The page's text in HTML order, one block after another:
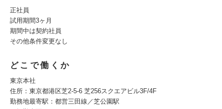
正社員
試用期間3ヶ月
期間中は契約社員
その他条件変更なし
どこで働くか
東京本社
住所：東京都港区芝2-5-6 芝256スクエアビル3F/4F
勤務地最寄駅：都営三田線／芝公園駅